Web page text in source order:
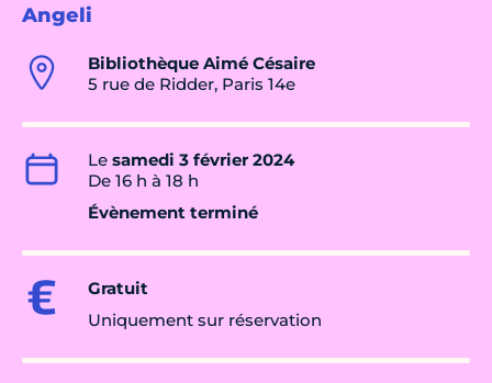
Angeli
Bibliothèque Aimé Césaire
5 rue de Ridder, Paris 14e
Le samedi 3 février 2024
De 16 h à 18 h
Évènement terminé
Gratuit
Uniquement sur réservation